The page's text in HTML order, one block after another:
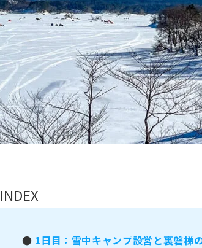
INDEX
● 1日目：雪中キャンプ設営と裏磐梯